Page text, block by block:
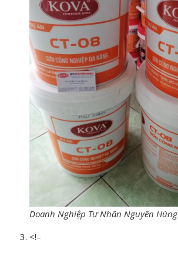
Doanh Nghiệp Tư Nhân Nguyên Hùng
<!–